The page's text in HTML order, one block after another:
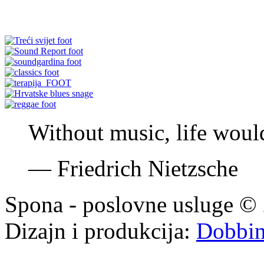
Without music, life
—Friedrich Nietzsche
Spona - poslovne usluge
Dizajn i produkcija: